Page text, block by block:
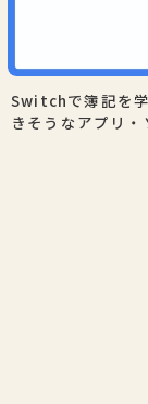
Switchで簿記を
きそうなアプリ・